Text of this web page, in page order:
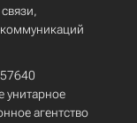
унитарное
агентство